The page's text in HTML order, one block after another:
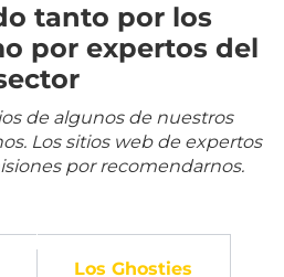
tanto por los
por expertos del
de algunos de nuestros
Los sitios web de expertos
por recomendarnos.
Los Ghosties